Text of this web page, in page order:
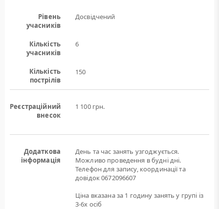
Рівень
учасників
Досвідчений
Кількість
учасників
6
Кількість
пострілів
150
Реєстраційний
внесок
1 100 грн.
Додаткова
інформація
День та час занять узгоджується.
Можливо проведення в будні дні.
Телефон для запису, координації та
довідок 0672096607
Ціна вказана за 1 годину занять у групі із
3-6х осіб